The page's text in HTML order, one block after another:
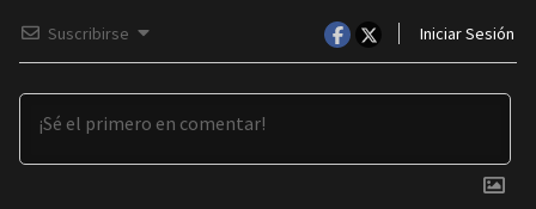
Suscribirse Iniciar Sesión